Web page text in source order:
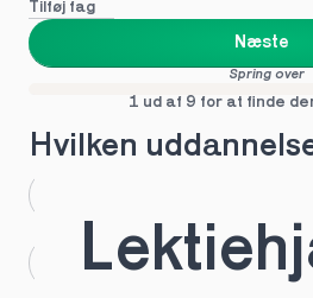
Tilføj fag
Næste
Spring over
1 ud af 9 for at finde
Hvilken
HTX